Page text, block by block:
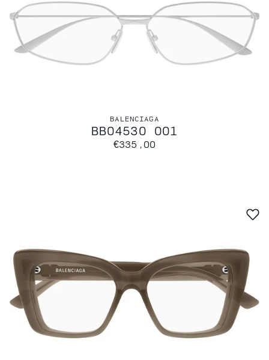
BALENCIAGA
BB0453O 001
€335,00